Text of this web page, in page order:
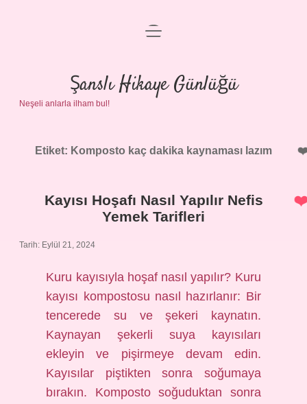
Anasayfa
Gizlilik Politikası
menüyü
Şanslı Hikaye Günlüğü
Neşeli anlarla ilham bul!
Etiket: Komposto kaç dakika kaynaması lazım
Kayısı Hoşafı Nasıl Yapılır Nefis
Yemek Tarifleri
Tarih: Eylül 21, 2024
Kuru kayısıyla hoşaf nasıl yapılır? Kuru
kayısı kompostosu nasıl hazırlanır: Bir
tencerede su ve şekeri kaynatın.
Kaynayan şekerli suya kayısıları
ekleyin ve pişirmeye devam edin.
Kayısılar piştikten sonra soğumaya
bırakın. Komposto soğuduktan sonra